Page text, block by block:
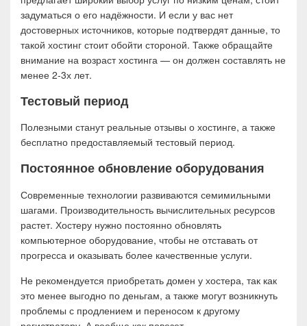
задуматься о его надёжности. И если у вас нет
достоверных источников, которые подтвердят данные, то
такой хостинг стоит обойти стороной. Также обращайте
внимание на возраст хостинга — он должен составлять не
менее 2-3х лет.
Тестовый период
Полезными станут реальные отзывы о хостинге, а также
бесплатно предоставляемый тестовый период.
Постоянное обновление оборудования
Современные технологии развиваются семимильными
шагами. Производительность вычислительных ресурсов
растет. Хостеру нужно постоянно обновлять
компьютерное оборудование, чтобы не отставать от
прогресса и оказывать более качественные услуги.
Не рекомендуется приобретать домен у хостера, так как
это менее выгодно по деньгам, а также могут возникнуть
проблемы с продлением и переносом к другому